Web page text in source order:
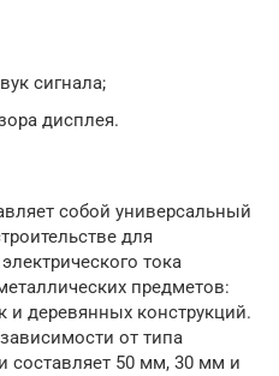
сигнала;
дисплея.
собой универсальный
для
тока
предметов:
и деревянных конструкций.
от типа
составляет 50 мм, 30 мм и